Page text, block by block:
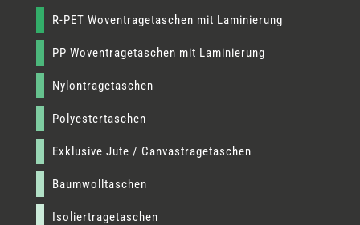
R-PET Woventragetaschen mit Laminierung
PP Woventragetaschen mit Laminierung
Nylontragetaschen
Polyestertaschen
Exklusive Jute / Canvastragetaschen
Baumwolltaschen
Isoliertragetaschen